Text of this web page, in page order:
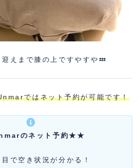
迎えまで膝の上ですやすや💤
ではネット予約が可能です！
のネット予約★★
で空き状況が分かる！